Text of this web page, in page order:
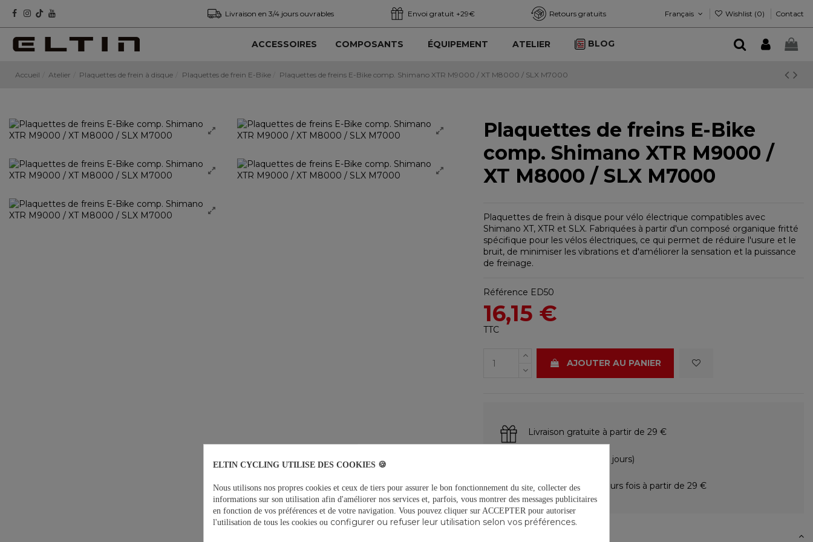
Livraison en 3/4 jours ouvrables Envoi gratuit +29€ Retours gratuits Français Wishlist (0) Contact
ACCESSOIRES COMPOSANTS ÉQUIPEMENT ATELIER BLOG
Accueil Atelier Plaquettes de frein à disque Plaquettes de frein E-Bike Plaquettes de freins E-Bike comp. Shimano XTR M9000 / XT M8000 / SLX M7000
Plaquettes de freins E-Bike
comp. Shimano XTR M9000 /
XT M8000 / SLX M7000
Plaquettes de frein à disque pour vélo électrique compatibles avec
Shimano XT, XTR et SLX. Fabriquées à partir d'un composé organique fritté
spécifique pour les vélos électriques, ce qui permet de réduire l'usure et le
bruit, de minimiser les vibrations et d'améliorer la sensation et la puissance
de freinage.
Référence ED50
16,15 €
TTC
AJOUTER AU PANIER
Livraison gratuite à partir de 29 €
Retours gratuits (15 jours)
Paiement en plusieurs fois à partir de 29 €
ELTIN CYCLING UTILISE DES COOKIES 🍪
Nous utilisons nos propres cookies et ceux de tiers pour assurer le bon fonctionnement du site, collecter des
informations sur son utilisation afin d'améliorer nos services et, parfois, vous montrer des messages publicitaires
en fonction de vos préférences et de votre navigation. Vous pouvez cliquer sur ACCEPTER pour autoriser
l'utilisation de tous les cookies ou configurer ou refuser leur utilisation selon vos préférences.